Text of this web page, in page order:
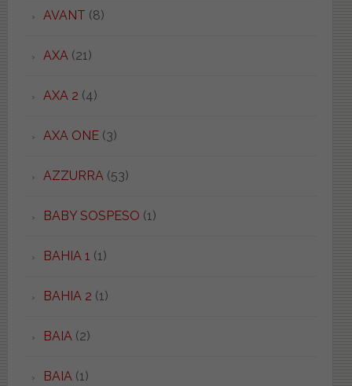
AVANT (8)
AXA(21)
AXA 2 (4)
AXA ONE(3)
AZZURRA(53)
BABY SOSPESO (1)
BAHIA 1 (1)
BAHIA 2 (1)
BAIA(2)
BAIA(1)